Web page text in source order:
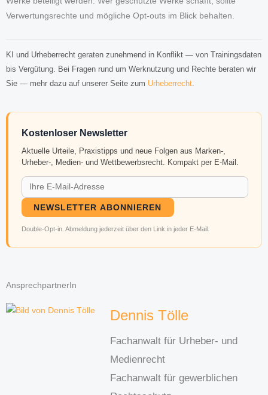
Verwertungsrechte und mögliche Opt-outs im Blick behalten.
KI und Urheberrecht geraten zunehmend in Konflikt — von Trainingsdaten
bis Vergütung. Bei Fragen rund um Werknutzung und Rechte beraten wir
Sie — mehr dazu auf unserer Seite zum Urheberrecht
Kostenloser Newsletter
Aktuelle Urteile, Praxistipps und neue Folgen aus Marken-,
Urheber-, Medien- und Wettbewerbsrecht. Kompakt per E-Mail.
NEWSLETTER ABONNIEREN
Double-Opt-in. Abmeldung jederzeit über den Link in jeder E-Mail.
AnsprechpartnerIn
Dennis Tölle
Fachanwalt für Urheber- und
Medienrecht
Fachanwalt für gewerblichen